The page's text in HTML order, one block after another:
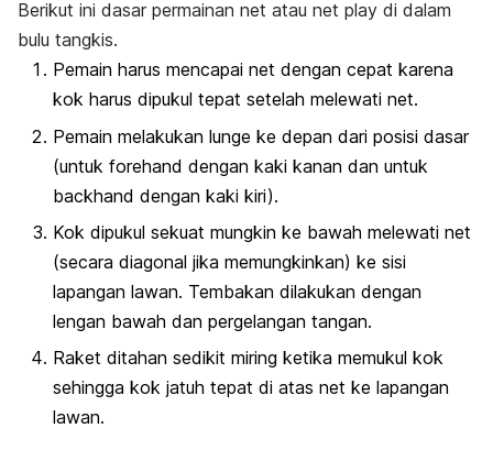
Berikut ini dasar permainan net atau net play di dalam
bulu tangkis.
Pemain harus mencapai net dengan cepat karena
kok harus dipukul tepat setelah melewati net.
Pemain melakukan lunge ke depan dari posisi dasar
(untuk forehand dengan kaki kanan dan untuk
backhand dengan kaki kiri).
Kok dipukul sekuat mungkin ke bawah melewati net
(secara diagonal jika memungkinkan) ke sisi
lapangan lawan. Tembakan dilakukan dengan
lengan bawah dan pergelangan tangan.
Raket ditahan sedikit miring ketika memukul kok
sehingga kok jatuh tepat di atas net ke lapangan
lawan.